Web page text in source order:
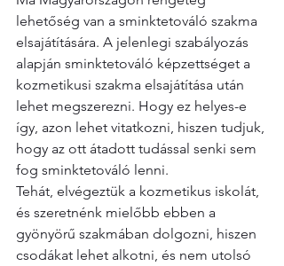
lehetőség van a sminktetováló szakma
elsajátítására. A jelenlegi szabályozás
alapján sminktetováló képzettséget a
kozmetikusi szakma elsajátítása után
lehet megszerezni. Hogy ez helyes-e
így, azon lehet vitatkozni, hiszen tudjuk,
hogy az ott átadott tudással senki sem
fog sminktetováló lenni.
Tehát, elvégeztük a kozmetikus iskolát,
és szeretnénk mielőbb ebben a
gyönyörű szakmában dolgozni, hiszen
csodákat lehet alkotni, és nem utolsó